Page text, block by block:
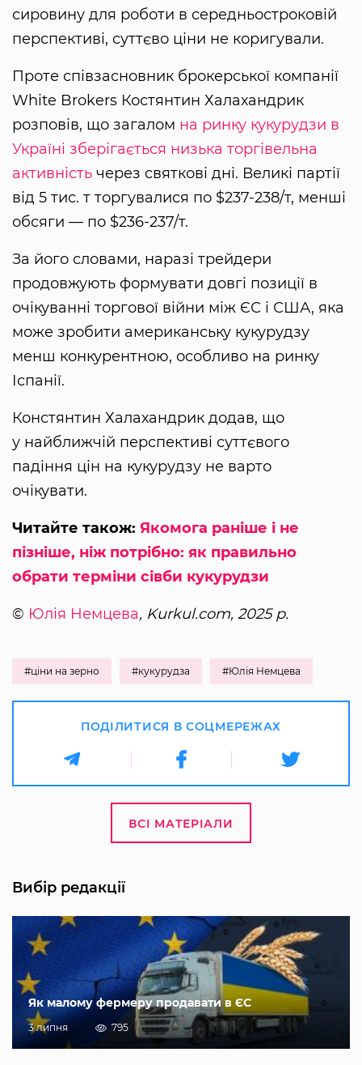
сировину для роботи в середньостроковій
перспективі, суттєво ціни не коригували.
Проте співзасновник брокерської компанії
White Brokers Костянтин Халахандрик
розповів, що загалом на ринку кукурудзи в
Україні зберігається низька торгівельна
активність через святкові дні. Великі партії
від 5 тис. т торгувалися по $237-238/т, менші
обсяги — по $236-237/т.
За його словами, наразі трейдери
продовжують формувати довгі позиції в
очікуванні торгової війни між ЄС і США, яка
може зробити американську кукурудзу
менш конкурентною, особливо на ринку
Іспанії.
Констянтин Халахандрик додав, що
у найближчій перспективі суттєвого
падіння цін на кукурудзу не варто
очікувати.
Читайте також: Якомога раніше і не
пізніше, ніж потрібно: як правильно
обрати терміни сівби кукурудзи
© Юлія Немцева, Kurkul.com, 2025 р.
#ціни на зерно #кукурудза #Юлія Немцева
ПОДІЛИТИСЯ В СОЦМЕРЕЖАХ
ВСІ МАТЕРІАЛИ
Вибір редакції
Як малому фермеру продавати в ЄС
3 липня 795